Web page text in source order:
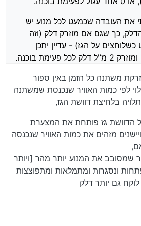
פחות יעיל מבנזין בכ5%.
חסכונית יותר. וצ"ע.
לא מתאים לכל אחד, איש איש ונסיבותיו…
כלל ביקוש לגירסאות ידניות, אך מכיוון
הידנית נדירה יחסית הביקוש אליה משתווה
האוטומטית, אך המחירון שלה ברצפה
ולפני שיקלול המחירון של רכב שכזה (2015) מגיע
על כך בפורום תחת הכותרת:“דוושה
מחיר”.
שלמיצובישי אאוטלנדר ידנית יש חסרונות
לא באמת מהותית לחובבי הידני, והיא
בזול למרות שהמחיר גבוה בהרבה
וחזק - האאוטלנדר באמת אופציה נהדרת!
הערות, הארות ושאלות גם בכדי לשפר
בהצלחה לכולם וחג שמח!
את העובדה שכמעט לכל מנוע יש
כך שגם אם מוזרק דלק (וזה
על הגז) - עדיין יתכן
משתנה כל הזמן באין ספור
לפי כמות האוויר שנכנסת שמשתנה
בלחיצת דוושת הגז,
הדוושת גז פותחת את המצערת
מזהים את כמות האוויר שנכנסה
שמסובב את המנוע יותר מהר [ויותר
ונסגרות ומתמלאות ומתפוצצות
גם יותר דלק